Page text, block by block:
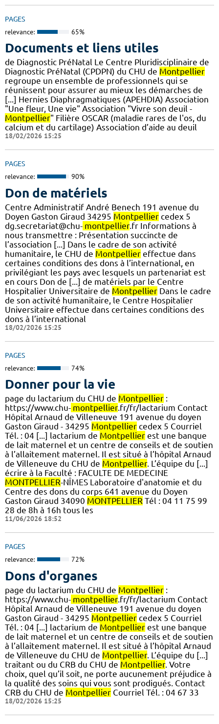
PAGES
relevance: 65%
Documents et liens utiles
de Diagnostic PréNatal Le Centre Pluridisciplinaire de
Diagnostic PréNatal (CPDPN) du CHU de Montpellier
regroupe un ensemble de professionnels qui se
réunissent pour assurer au mieux les démarches de
[...] Hernies Diaphragmatiques (APEHDIA) Association
"Une fleur, Une vie" Association "Vivre son deuil -
Montpellier" Filière OSCAR (maladie rares de l'os, du
calcium et du cartilage) Association d’aide au deuil
18/02/2026 15:25
PAGES
relevance: 90%
Don de matériels
Centre Administratif André Benech 191 avenue du
Doyen Gaston Giraud 34295 Montpellier cedex 5
dg.secretariat@chu- montpellier.fr Informations à
nous transmettre : Présentation succincte de
l’association [...] Dans le cadre de son activité
humanitaire, le CHU de Montpellier effectue dans
certaines conditions des dons à l’international, en
privilégiant les pays avec lesquels un partenariat est
en cours Don de [...] de matériels par le Centre
Hospitalier Universitaire de Montpellier Dans le cadre
de son activité humanitaire, le Centre Hospitalier
Universitaire effectue dans certaines conditions des
dons à l’international
18/02/2026 15:25
PAGES
relevance: 74%
Donner pour la vie
page du lactarium du CHU de Montpellier :
https://www.chu- montpellier.fr/fr/lactarium Contact
Hôpital Arnaud de Villeneuve 191 avenue du doyen
Gaston Giraud - 34295 Montpellier cedex 5 Courriel
Tél. : 04 [...] lactarium de Montpellier est une banque
de lait maternel et un centre de conseils et de soutien
à l’allaitement maternel. Il est situé à l’hôpital Arnaud
de Villeneuve du CHU de Montpellier. L’équipe du [...]
écrire à la Faculté : FACULTE DE MEDECINE
MONTPELLIER-NÎMES Laboratoire d'anatomie et du
Centre des dons du corps 641 avenue du Doyen
Gaston Giraud 34090 MONTPELLIER Tél : 04 11 75 99
28 de 8h à 16h tous les
11/06/2026 18:52
PAGES
relevance: 72%
Dons d'organes
page du lactarium du CHU de Montpellier :
https://www.chu- montpellier.fr/fr/lactarium Contact
Hôpital Arnaud de Villeneuve 191 avenue du doyen
Gaston Giraud - 34295 Montpellier cedex 5 Courriel
Tél. : 04 [...] lactarium de Montpellier est une banque
de lait maternel et un centre de conseils et de soutien
à l’allaitement maternel. Il est situé à l’hôpital Arnaud
de Villeneuve du CHU de Montpellier. L’équipe du [...]
traitant ou du CRB du CHU de Montpellier. Votre
choix, quel qu’il soit, ne porte aucunement préjudice à
la qualité des soins qui vous sont prodigués. Contact
CRB du CHU de Montpellier Courriel Tél. : 04 67 33
18/02/2026 15:25